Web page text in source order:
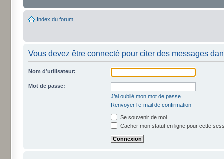
Index du forum
Vous devez être connecté pour citer des messages
Nom d’utilisateur:
Mot de passe:
J’ai oublié mon mot de passe
Renvoyer l’e-mail de confirmation
Se souvenir de moi
Cacher mon statut en ligne pour cette